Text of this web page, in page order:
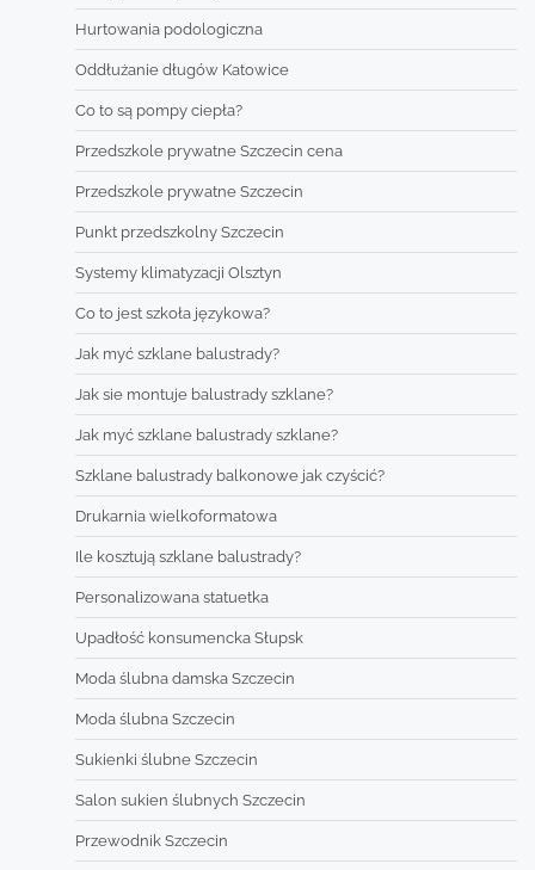
Hurtowania podologiczna
Oddłużanie długów Katowice
Co to są pompy ciepła?
Przedszkole prywatne Szczecin cena
Przedszkole prywatne Szczecin
Punkt przedszkolny Szczecin
Systemy klimatyzacji Olsztyn
Co to jest szkoła językowa?
Jak myć szklane balustrady?
Jak sie montuje balustrady szklane?
Jak myć szklane balustrady szklane?
Szklane balustrady balkonowe jak czyścić?
Drukarnia wielkoformatowa
Ile kosztują szklane balustrady?
Personalizowana statuetka
Upadłość konsumencka Słupsk
Moda ślubna damska Szczecin
Moda ślubna Szczecin
Sukienki ślubne Szczecin
Salon sukien ślubnych Szczecin
Przewodnik Szczecin